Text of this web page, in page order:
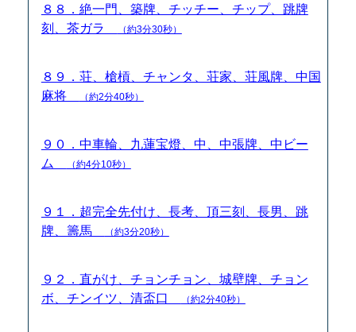
８８．絶一門、築牌、チッチー、チップ、跳牌
刻、茶ガラ
（約3分30秒）
８９．荘、槍槓、チャンタ、荘家、荘風牌、中国
麻将
（約2分40秒）
９０．中車輪、九蓮宝燈、中、中張牌、中ビー
ム
（約4分10秒）
９１．超完全先付け、長考、頂三刻、長男、跳
牌、籌馬
（約3分20秒）
９２．直がけ、チョンチョン、城壁牌、チョン
ボ、チンイツ、清盃口
（約2分40秒）